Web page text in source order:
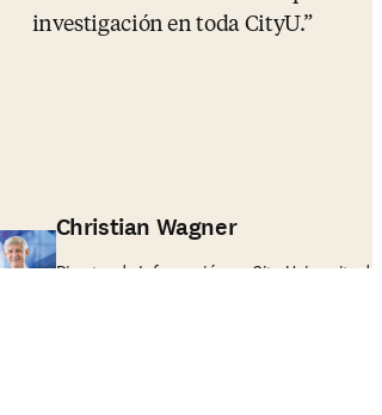
investigación en toda CityU.
Christian Wagner
Director de Información en City University de